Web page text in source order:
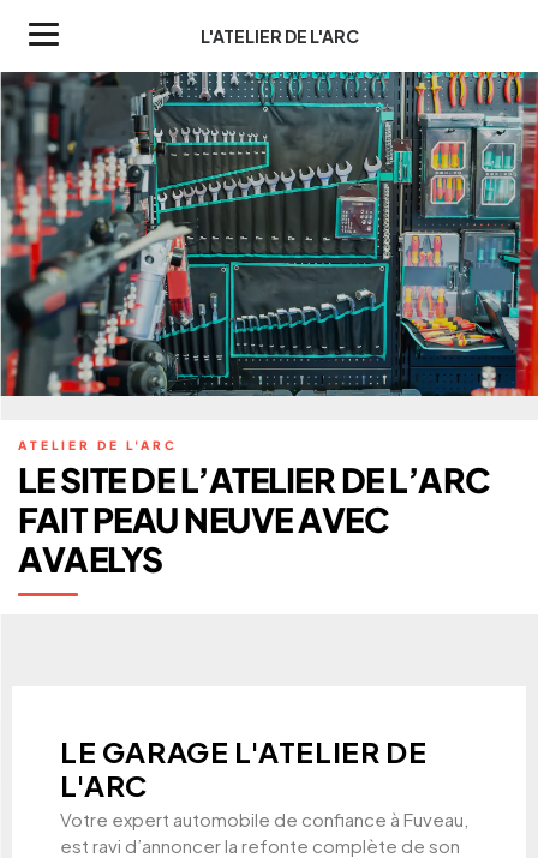
L'ATELIER DE L'ARC
LE SITE DE L’ATELIER DE L’ARC
FAIT PEAU NEUVE AVEC
AVAELYS
LE GARAGE L'ATELIER DE
L'ARC
Votre expert automobile de confiance à Fuveau,
est ravi d’annoncer la refonte complète de son